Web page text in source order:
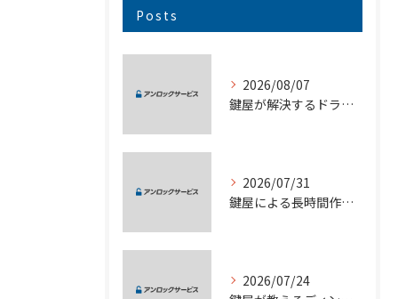
Posts
2026/08/07
鍵屋が解決するドライブロックの安全な解除方法と費用や対応のポイント
2026/07/31
鍵屋による長時間作業も安心の埼玉県さいたま市対応サービス徹底ガイド
2026/07/24